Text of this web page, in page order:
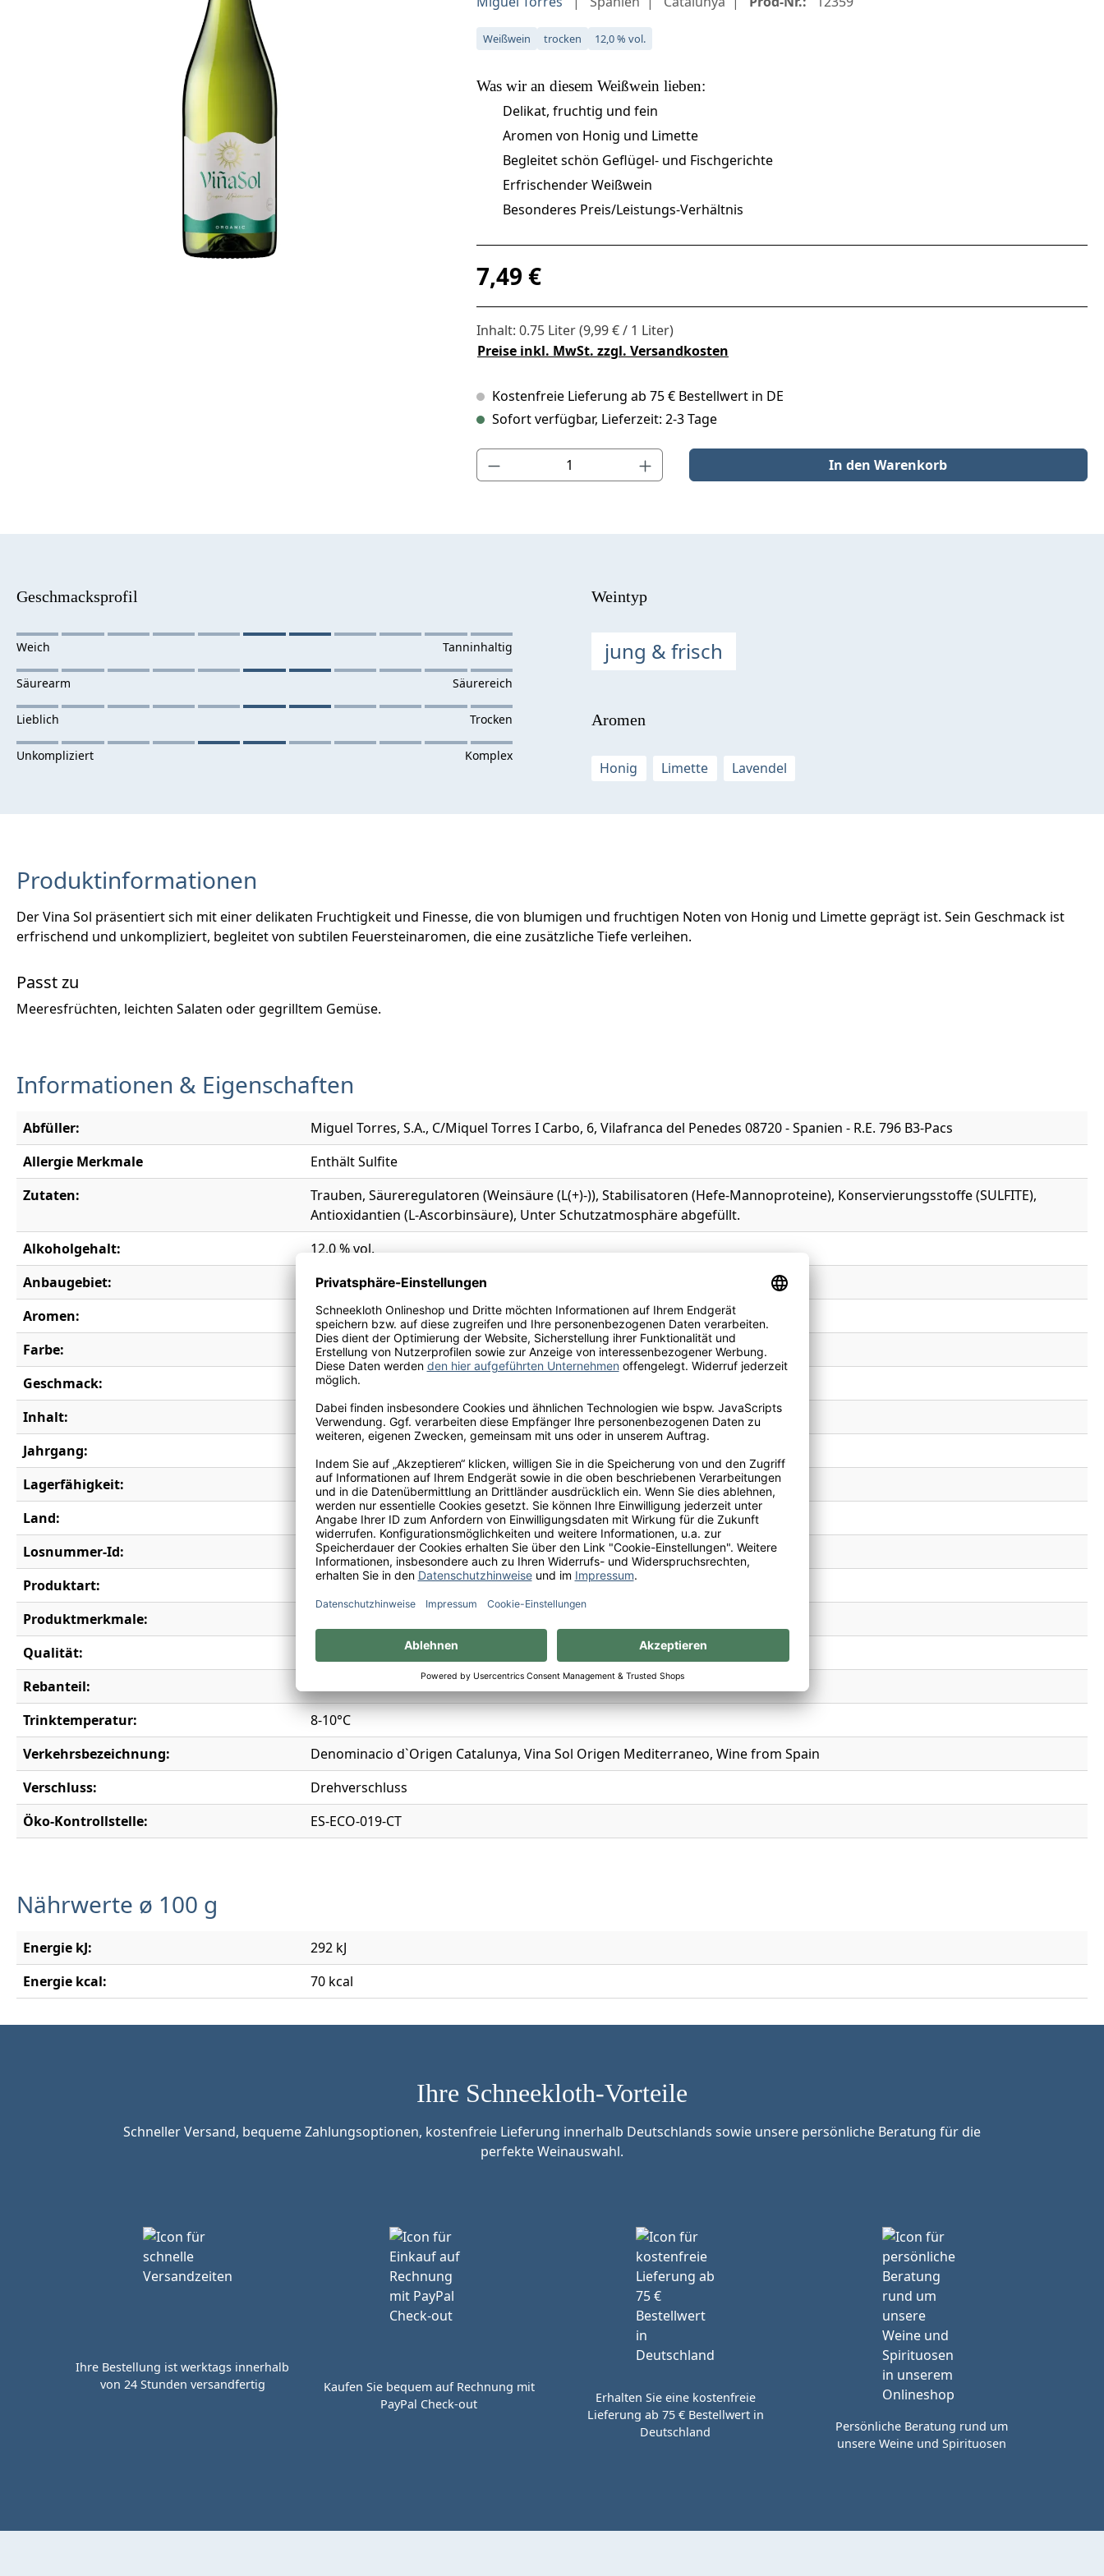
Weißwein trocken 12,0 % vol.
Was wir an diesem Weißwein lieben:
Delikat, fruchtig und fein
Aromen von Honig und Limette
Begleitet schön Geflügel- und Fischgerichte
Erfrischender Weißwein
Besonderes Preis/Leistungs-Verhältnis
Regulärer Preis:
7,49 €
Inhalt: 0.75 Liter(9,99 € / 1 Liter)
Preise inkl. MwSt. zzgl. Versandkosten
Kostenfreie Lieferung ab 75 € Bestellwert in DE
Sofort verfügbar, Lieferzeit: 2-3 Tage
Produkt Anzahl: Gib den gewünschten Wert ein oder benutze die Schaltflächen um die Anzahl zu erhöhen oder zu
In den Warenkorb
Geschmacksprofil Weintyp
jung & frisch
Aromen
Honig Limette Lavendel
Produktinformationen
Der Vina Sol präsentiert sich mit einer delikaten Fruchtigkeit und Finesse, die von blumigen und fruchtigen Noten von Honig und Limette geprägt ist. Sein Geschmack ist
erfrischend und unkompliziert, begleitet von subtilen Feuersteinaromen, die eine zusätzliche Tiefe verleihen.
Passt zu
Meeresfrüchten, leichten Salaten oder gegrilltem Gemüse.
Informationen & Eigenschaften
Abfüller:
Miguel Torres, S.A., C/Miquel Torres I Carbo, 6, Vilafranca del Penedes 08720 - Spanien - R.E. 796 B3-Pacs
Allergie Merkmale
Enthält Sulfite
Zutaten:
Trauben, Säureregulatoren (Weinsäure (L(+)-)), Stabilisatoren (Hefe-Mannoproteine), Konservierungsstoffe (SULFITE),
Antioxidantien (L-Ascorbinsäure), Unter Schutzatmosphäre abgefüllt.
Alkoholgehalt:
12,0 % vol.
Anbaugebiet:
Catalunya
Aromen:
Honig, Lavendel, Limette
Farbe:
weiß
Geschmack:
trocken
Inhalt:
0,75 l
Jahrgang:
Lagerfähigkeit:
3 Jahre
Land:
Spanien
Losnummer-Id:
18479
Produktart:
Weißwein
Produktmerkmale:
Qualität:
Denominacion de Origen
Rebanteil:
Trinktemperatur:
8-10°C
Verkehrsbezeichnung:
Denominacio d`Origen Catalunya, Vina Sol Origen Mediterraneo, Wine from Spain
Verschluss:
Drehverschluss
Öko-Kontrollstelle:
ES-ECO-019-CT
Nährwerte ø 100 g
Energie kJ:
292 kJ
Energie kcal:
70 kcal
Ihre Schneekloth-Vorteile
Schneller Versand, bequeme Zahlungsoptionen, kostenfreie Lieferung innerhalb Deutschlands sowie unsere persönliche Beratung für die
perfekte Weinauswahl.
Ihre Bestellung ist werktags innerhalb
von 24 Stunden versandfertig
Kaufen Sie bequem auf Rechnung mit
PayPal Check-out
Erhalten Sie eine kostenfreie
Lieferung ab 75 € Bestellwert in
Deutschland
Persönliche Beratung rund um
unsere Weine und Spirituosen